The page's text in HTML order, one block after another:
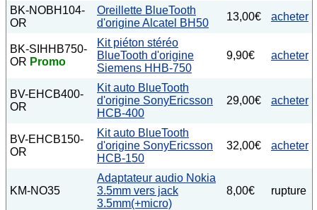
BK-NOBH104-
OR
Oreillette BlueTooth
d'origine Alcatel BH50
13,00€ acheter
BK-SIHHB750-
OR Promo
Kit piéton stéréo
BlueTooth d'origine
Siemens HHB-750
9,90€ acheter
BV-EHCB400-
OR
Kit auto BlueTooth
d'origine SonyEricsson
HCB-400
29,00€ acheter
BV-EHCB150-
OR
Kit auto BlueTooth
d'origine SonyEricsson
HCB-150
32,00€ acheter
KM-NO35
Adaptateur audio Nokia
3.5mm vers jack
3.5mm(+micro)
8,00€ rupture